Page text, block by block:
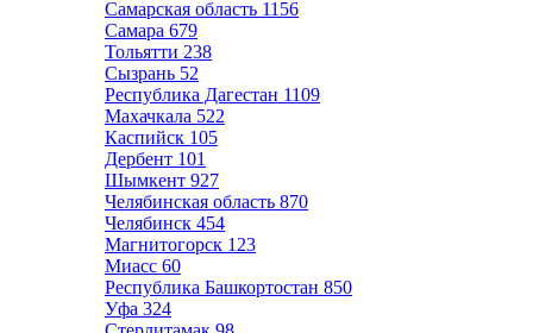
Самарская область 1156
Самара 679
Тольятти 238
Сызрань 52
Республика Дагестан 1109
Махачкала 522
Каспийск 105
Дербент 101
Шымкент 927
Челябинская область 870
Челябинск 454
Магнитогорск 123
Миасс 60
Республика Башкортостан 850
Уфа 324